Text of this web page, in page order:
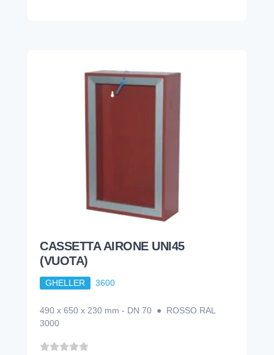
CASSETTA AIRONE UNI45
(VUOTA)
GHELLER 3600
490 x 650 x 230 mm - DN 70 ● ROSSO RAL
3000